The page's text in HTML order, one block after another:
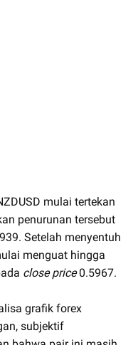
mulai tertekan
penurunan tersebut
Setelah menyentuh
menguat hingga
close price0.5967.
grafik forex
subjektif